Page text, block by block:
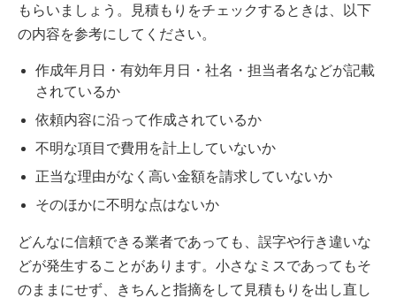
もらいましょう。見積もりをチェックするときは、以下
の内容を参考にしてください。
作成年月日・有効年月日・社名・担当者名などが記載
されているか
依頼内容に沿って作成されているか
不明な項目で費用を計上していないか
正当な理由がなく高い金額を請求していないか
そのほかに不明な点はないか
どんなに信頼できる業者であっても、誤字や行き違いな
どが発生することがあります。小さなミスであってもそ
のままにせず、きちんと指摘をして見積もりを出し直し